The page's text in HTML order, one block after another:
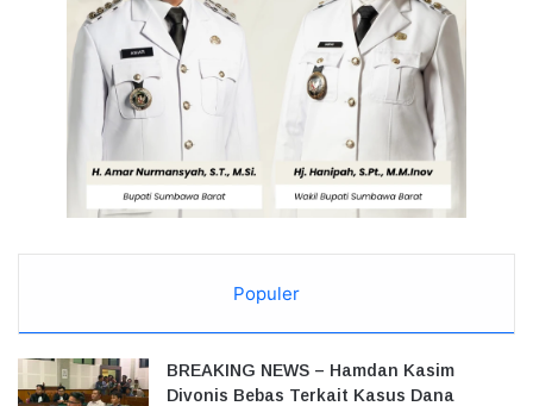
Populer
BREAKING NEWS – Hamdan Kasim
Divonis Bebas Terkait Kasus Dana